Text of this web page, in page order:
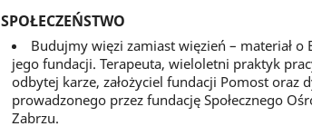
SPOŁECZEŃSTWO
Budujmy więzi zamiast więzień – materiał o
jego fundacji. Terapeuta, wieloletni praktyk
odbytej karze, założyciel fundacji Pomost oraz
prowadzonego przez fundację Społecznego
Zabrzu.